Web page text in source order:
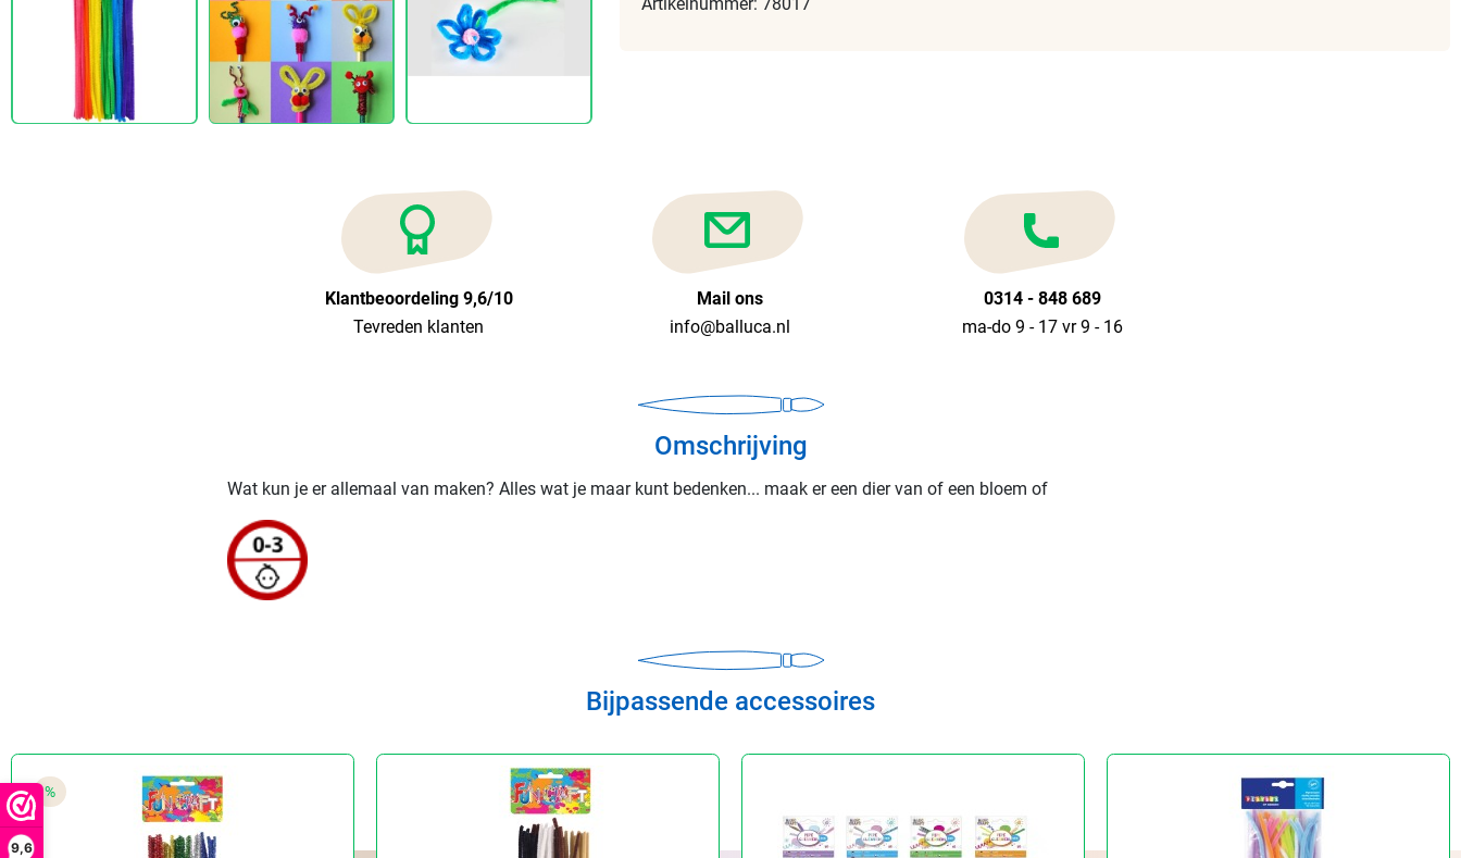
9,6
Klantbeoordeling 9,6/10
Tevreden klanten
Mail ons
info@balluca.nl
0314 - 848 689
ma-do 9 - 17 vr 9 - 16
Omschrijving
Wat kun je er allemaal van maken? Alles wat je maar kunt bedenken... maak er een dier van of een bloem of
Bijpassende accessoires
%